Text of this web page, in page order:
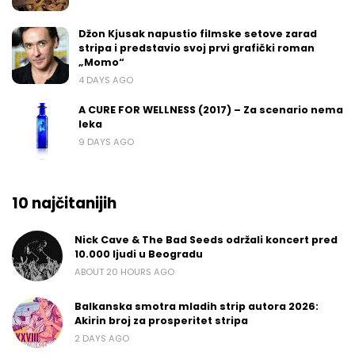
Džon Kjusak napustio filmske setove zarad
stripa i predstavio svoj prvi grafički roman
„Momo“
4 DAYS AGO
A CURE FOR WELLNESS (2017) – Za scenario nema
leka
9 DAYS AGO
10 najčitanijih
Nick Cave & The Bad Seeds održali koncert pred
10.000 ljudi u Beogradu
ABOUT 20 HOURS AGO
Balkanska smotra mladih strip autora 2026:
Akirin broj za prosperitet stripa
2 DAYS AGO